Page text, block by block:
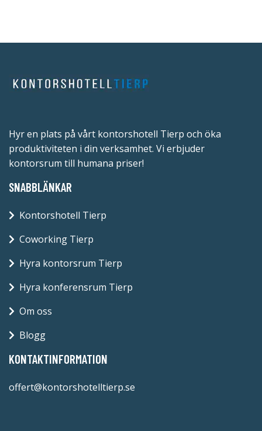
Hyr en plats på vårt kontorshotell Tierp och öka
produktiviteten i din verksamhet. Vi erbjuder
kontorsrum till humana priser!
SNABBLÄNKAR
Kontorshotell Tierp
Coworking Tierp
Hyra kontorsrum Tierp
Hyra konferensrum Tierp
Om oss
Blogg
KONTAKTINFORMATION
offert@kontorshotelltierp.se